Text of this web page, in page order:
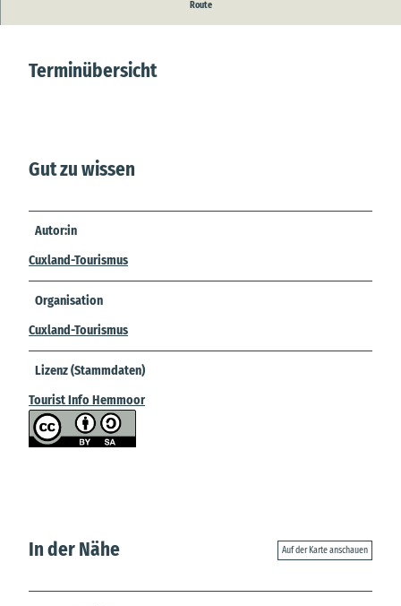
Route
Terminübersicht
Gut zu wissen
Autor:in
Cuxland-Tourismus
Organisation
Cuxland-Tourismus
Lizenz (Stammdaten)
Tourist Info Hemmoor
In der Nähe Auf der Karte anschauen